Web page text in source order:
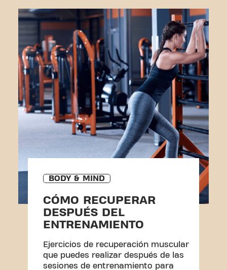
BODY & MIND
CÓMO RECUPERAR
DESPUÉS DEL
ENTRENAMIENTO
Ejercicios de recuperación muscular
que puedes realizar después de las
sesiones de entrenamiento para